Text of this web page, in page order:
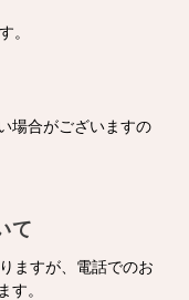
。
場合がございますの
て
ますが、電話でのお
す。